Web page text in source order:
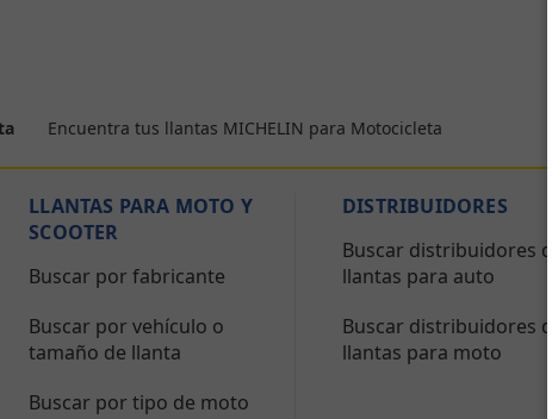
Encuentra tus llantas MICHELIN para Motocicleta
LLANTAS PARA MOTO Y
SCOOTER
Buscar por fabricante
Buscar por vehículo o
tamaño de llanta
Buscar por tipo de moto
DISTRIBUIDORES
Buscar distribuidores de
llantas para auto
Buscar distribuidores de
llantas para moto